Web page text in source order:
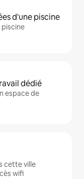
d'une piscine
dédié
espace de
cette ville
wifi